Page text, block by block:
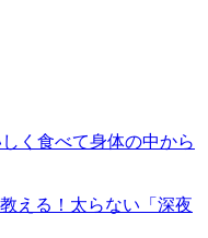
く食べて身体の中から
える！太らない「深夜